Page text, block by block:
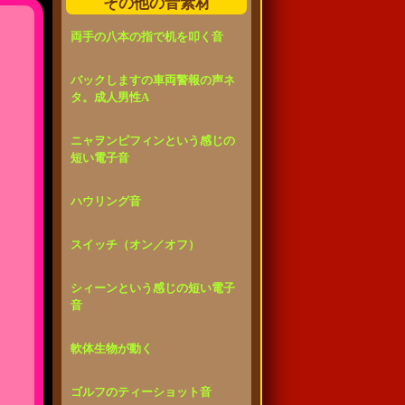
両手の八本の指で机を叩く音
バックしますの車両警報の声ネ
タ。成人男性A
ニャヲンピフィンという感じの
短い電子音
ハウリング音
スイッチ（オン／オフ）
シィーンという感じの短い電子
音
軟体生物が動く
ゴルフのティーショット音